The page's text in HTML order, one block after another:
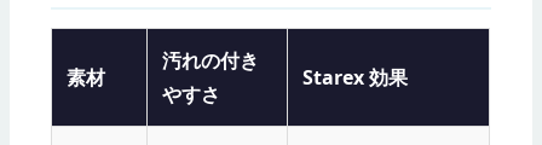
素材
汚れの付き
やすさ
Starex 効果